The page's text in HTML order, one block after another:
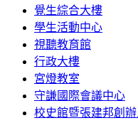
覺生綜合大樓
學生活動中心
視聽教育館
行政大樓
宮燈教室
守謙國際會議中心
校史館暨張建邦創